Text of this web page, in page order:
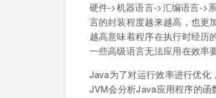
硬件->机器语言->汇编语言->
言的封装程度越来越高，也更
越高意味着程序在执行时经历
一些高级语言无法应用在效率
Java为了对运行效率进行优化
JVM会分析Java应用程序的函